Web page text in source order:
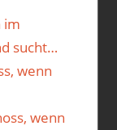
im
sucht…
wenn
wenn